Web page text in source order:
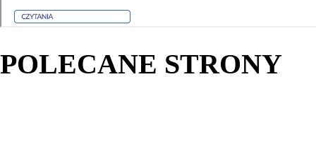
POLECANE STRONY